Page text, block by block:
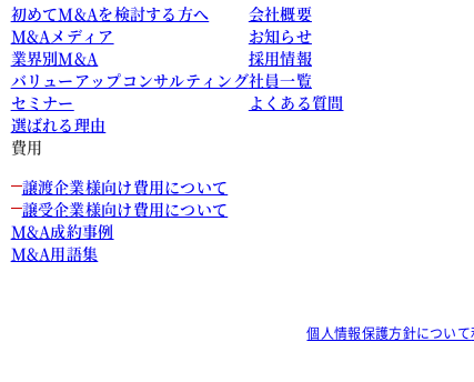
初めてM&Aを検討する方へ
M&Aメディア
業界別M&A
バリューアップコンサルティング
セミナー
選ばれる理由
費用
譲渡企業様向け費用について
譲受企業様向け費用について
M&A成約事例
M&A用語集
会社概要
お知らせ
採用情報
社員一覧
よくある質問
個人情報保護方針について